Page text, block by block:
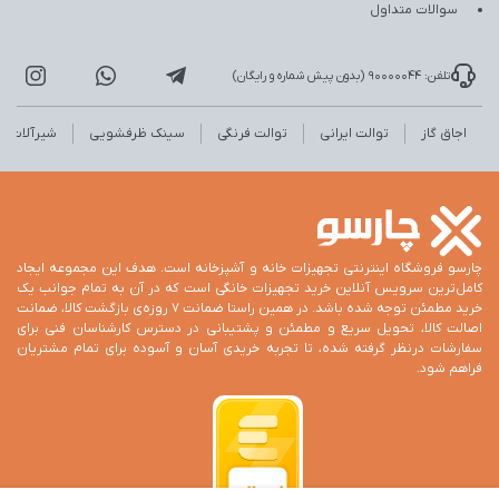
سوالات متداول
تلفن: 90000044 (بدون پیش شماره و رایگان)
اجاق گاز توالت ایرانی توالت فرنگی سینک ظرفشویی شیرآلات
چارسو فروشگاه اینترنتی تجهیزات خانه و آشپزخانه است. هدف این مجموعه ایجاد
کامل‌ترین سرویس آنلاین خرید تجهیزات خانگی است که در آن به تمام جوانب یک
خرید مطمئن توجه شده باشد. در همین راستا ضمانت 7 روزه‌ی بازگشت کالا، ضمانت
اصالت کالا، تحویل سریع و مطمئن و پشتیبانی در دسترس کارشناسان فنی برای
سفارشات درنظر گرفته شده، تا تجربه خریدی آسان و آسوده برای تمام مشتریان
فراهم شود.